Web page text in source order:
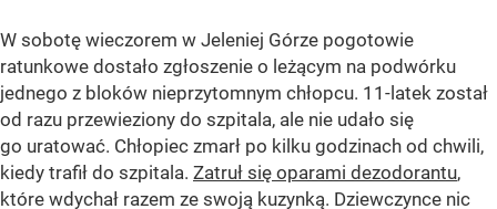
W sobotę wieczorem w Jeleniej Górze pogotowie
ratunkowe dostało zgłoszenie o leżącym na podwórku
jednego z bloków nieprzytomnym chłopcu. 11-latek został
od razu przewieziony do szpitala, ale nie udało się
go uratować. Chłopiec zmarł po kilku godzinach od chwili,
kiedy trafił do szpitala. Zatruł się oparami dezodorantu,
które wdychał razem ze swoją kuzynką. Dziewczynce nic